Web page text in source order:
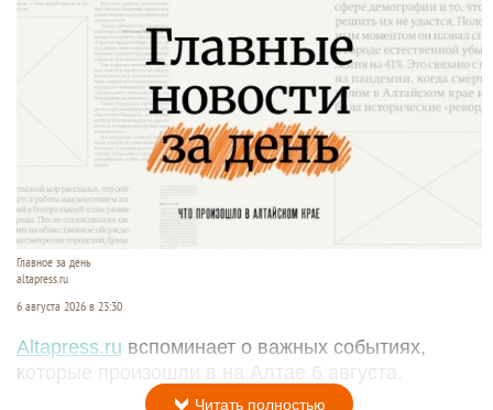
Главное за день
altapress.ru
6 августа 2026 в 23:30
Altapress.ru вспоминает о важных событиях,
которые произошли в на Алтае 6 августа.
Читать полностью